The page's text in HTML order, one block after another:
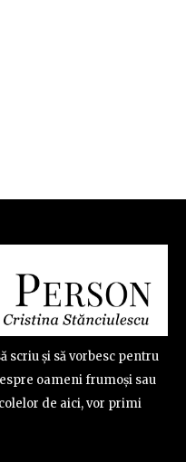
scriu și să vorbesc pentru
oameni frumoși sau
de aici, vor primi